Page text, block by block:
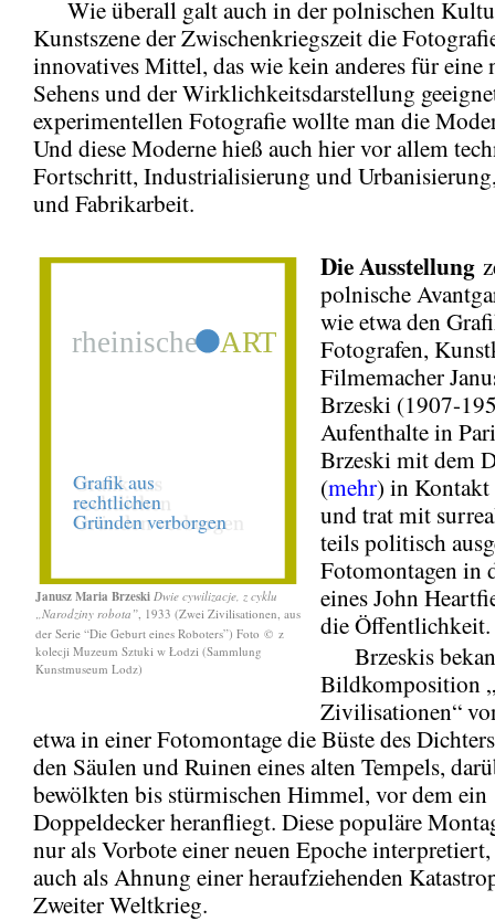
Wie überall galt auch in der polnischen
Kunstszene der Zwischenkriegszeit die
innovatives Mittel, das wie kein anderes für eine
Sehens und der Wirklichkeitsdarstellung
experimentellen Fotografie wollte man die
Und diese Moderne hieß auch hier vor allem
Fortschritt, Industrialisierung und
und Fabrikarbeit.
Janusz Maria Brzeski Dwie cywilizacje, z cyklu
„Narodziny robota” , 1933 (Zwei Zivilisationen, aus
der Serie “Die Geburt eines Roboters”) Foto © z
kolecji Muzeum Sztuki w Łodzi (Sammlung
Kunstmuseum Lodz)
Die Ausstellung
polnische
wie etwa den
Fotografen,
Filmemacher
Brzeski (1907-
Aufenthalte in
Brzeski mit dem
(mehr) in Kontakt
und trat mit
teils politisch
Fotomontagen in
eines John
die Öffentlichkeit.
Brzeskis
Bildkomposition
Zivilisationen“
etwa in einer Fotomontage die Büste des
den Säulen und Ruinen eines alten Tempels,
bewölkten bis stürmischen Himmel, vor dem ein
Doppeldecker heranfliegt. Diese populäre
nur als Vorbote einer neuen Epoche
auch als Ahnung einer heraufziehenden
Zweiter Weltkrieg.